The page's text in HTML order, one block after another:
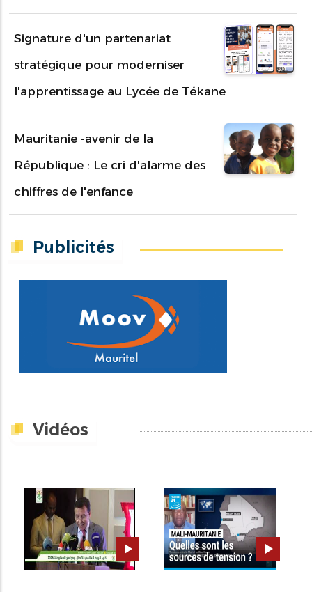
Signature d'un partenariat
stratégique pour moderniser
l'apprentissage au Lycée de Tékane
Mauritanie -avenir de la
République : Le cri d'alarme des
chiffres de l'enfance
Publicités
Vidéos